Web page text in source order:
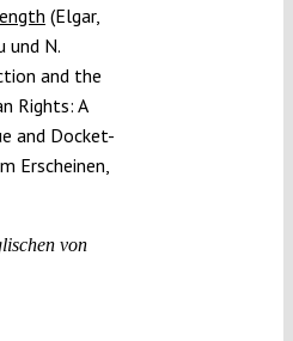
(Elgar,
und N.
and the
Rights: A
and Docket-
Erscheinen,
von